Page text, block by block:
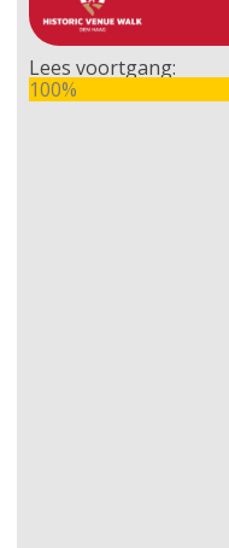
Lees voortgang:
100%